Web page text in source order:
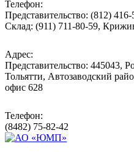
Телефон:
Представительство: (812) 416-
Склад: (911) 711-80-59,
Адрес:
Представительство: 445043,
Тольятти, Автозаводский
офис 628
Телефон:
(8482) 75-82-42